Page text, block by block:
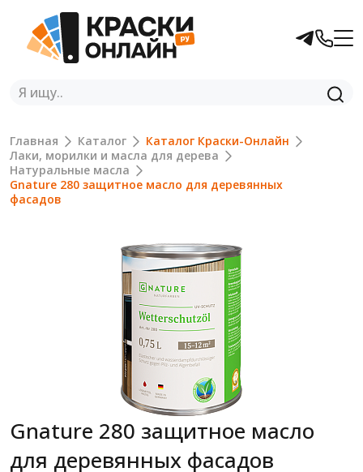
Главная Каталог
Каталог Краски-Онлайн
Лаки, морилки и масла для дерева
Натуральные масла
Gnature 280 защитное масло для деревянных
фасадов
Gnature 280 защитное масло
для деревянных фасадов